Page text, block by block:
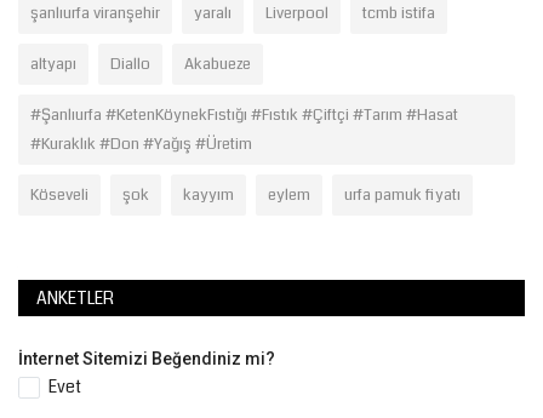
şanlıurfa viranşehir yaralı Liverpool tcmb istifa
altyapı Diallo Akabueze
#Şanlıurfa #KetenKöynekFıstığı #Fıstık #Çiftçi #Tarım #Hasat
#Kuraklık #Don #Yağış #Üretim
Köseveli şok kayyım eylem urfa pamuk fiyatı
ANKETLER
İnternet Sitemizi Beğendiniz mi?
Evet